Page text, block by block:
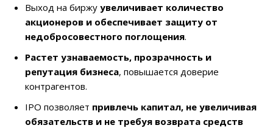
Выход на биржу увеличивает количество
акционеров и обеспечивает защиту от
недобросовестного поглощения.
Растет узнаваемость, прозрачность и
репутация бизнеса, повышается доверие
контрагентов.
IPO позволяет привлечь капитал, не увеличивая
обязательств и не требуя возврата средств